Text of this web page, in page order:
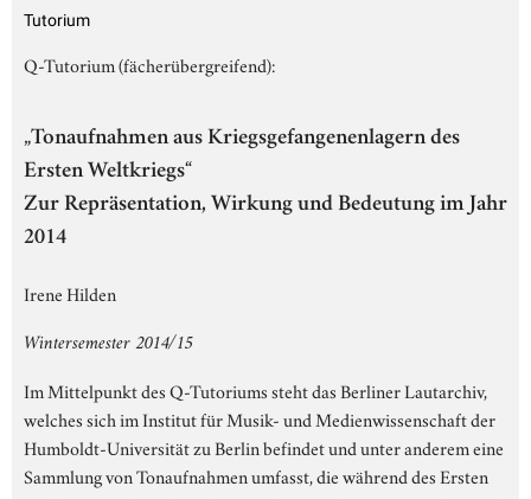
Tutorium
Q-Tutorium (fächerübergreifend):
„Tonaufnahmen aus Kriegsgefangenenlagern des
Ersten Weltkriegs“
Zur Repräsentation, Wirkung und Bedeutung im Jahr
2014
Irene Hilden
Wintersemester 2014/15
Im Mittelpunkt des Q-Tutoriums steht das Berliner Lautarchiv,
welches sich im Institut für Musik- und Medienwissenschaft der
Humboldt-Universität zu Berlin befindet und unter anderem eine
Sammlung von Tonaufnahmen umfasst, die während des Ersten